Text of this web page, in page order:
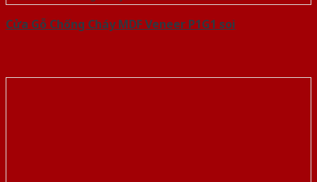
Cửa Gỗ Chống Cháy MDF Veneer P1G1 soi